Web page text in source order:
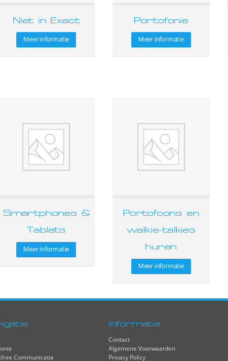
Niet in Exact
Meer informatie
Portofonie
Meer informatie
Smartphones &
Tablets
Meer informatie
Portofoons en
walkie-talkies
huren
Meer informatie
Communicatie
Informatie
Contact
Algemene Voorwaarden
Privacy Policy